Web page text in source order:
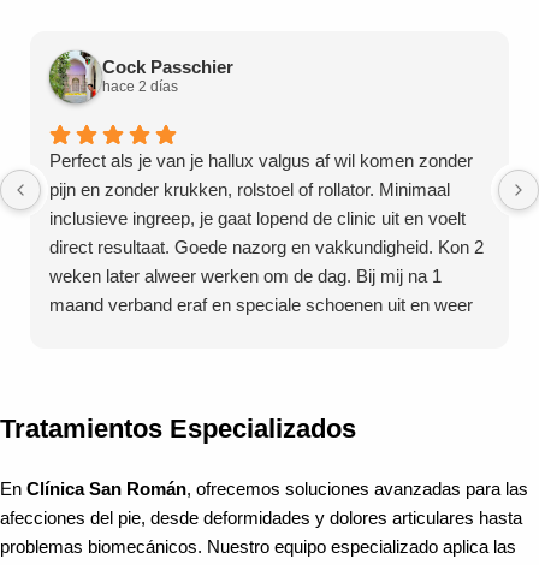
Cock Passchier
hace 2 días
Perfect als je van je hallux valgus af wil komen zonder
pijn en zonder krukken, rolstoel of rollator. Minimaal
inclusieve ingreep, je gaat lopend de clinic uit en voelt
direct resultaat. Goede nazorg en vakkundigheid. Kon 2
weken later alweer werken om de dag. Bij mij na 1
maand verband eraf en speciale schoenen uit en weer
niet nodig!
Tratamientos Especializados
En Clínica San Román, ofrecemos soluciones avanzadas para las
afecciones del pie, desde deformidades y dolores articulares hasta
problemas biomecánicos. Nuestro equipo especializado aplica las